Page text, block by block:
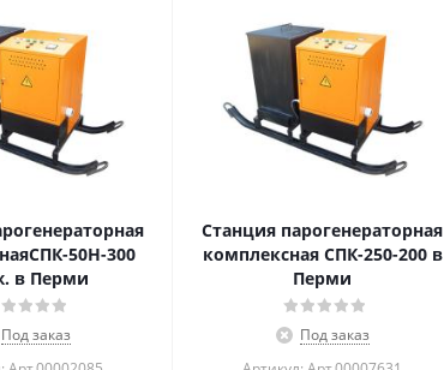
50Н-300
в Перми
Под заказ
Станция парогенераторная
комплексная СПК-250-200 в
Перми
Под заказ